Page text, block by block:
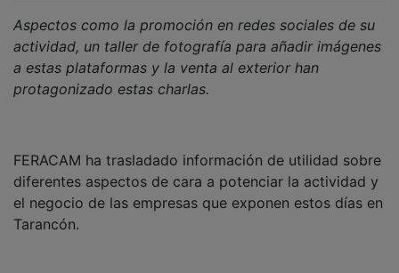
actividad, un taller de fotografía para añadir imágenes
a estas plataformas y la venta al exterior han
protagonizado estas charlas.
diferentes aspectos de cara a potenciar la actividad y
el negocio de las empresas que exponen estos días en
Tarancón.